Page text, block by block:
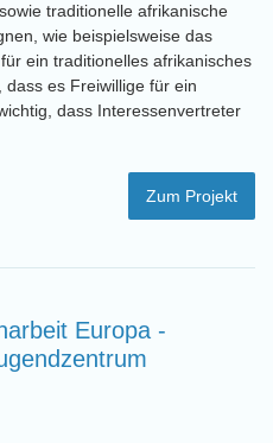
traditionelle afrikanische
wie beispielsweise das
für ein traditionelles afrikanisches
es Freiwillige für ein
dass Interessenvertreter
Zum Projekt
Europa -